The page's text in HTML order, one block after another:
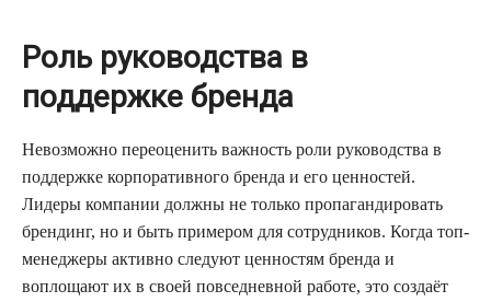
Роль руководства в
поддержке бренда
Невозможно переоценить важность роли руководства в
поддержке корпоративного бренда и его ценностей.
Лидеры компании должны не только пропагандировать
брендинг, но и быть примером для сотрудников. Когда топ-
менеджеры активно следуют ценностям бренда и
воплощают их в своей повседневной работе, это создаёт